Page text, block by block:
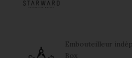
Embouteilleur
Box